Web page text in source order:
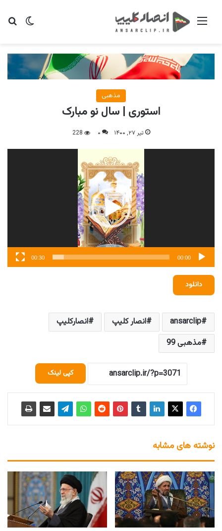
تغییر منو
مذهبی
استوری | سال نو مبارک
تیر ۲۷, ۱۴۰۰ ۰ 228
نمایشگر
00:00
00:30
دانلود
ansarclip انصار کلیپ
انصارکلیپ
مذهبی 99
کپی لینک
نوشته های مشابه